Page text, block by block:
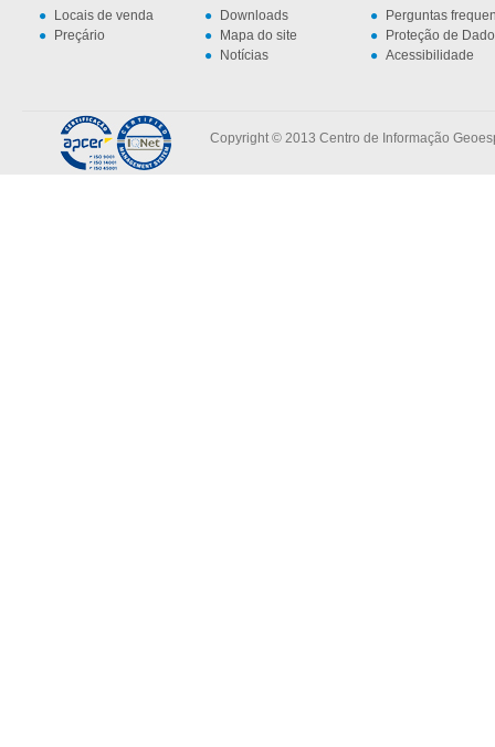
Locais de venda
Preçário
Downloads
Mapa do site
Notícias
Perguntas
Proteção de
Acessibilidade
Copyright © 2013 Centro de Informação